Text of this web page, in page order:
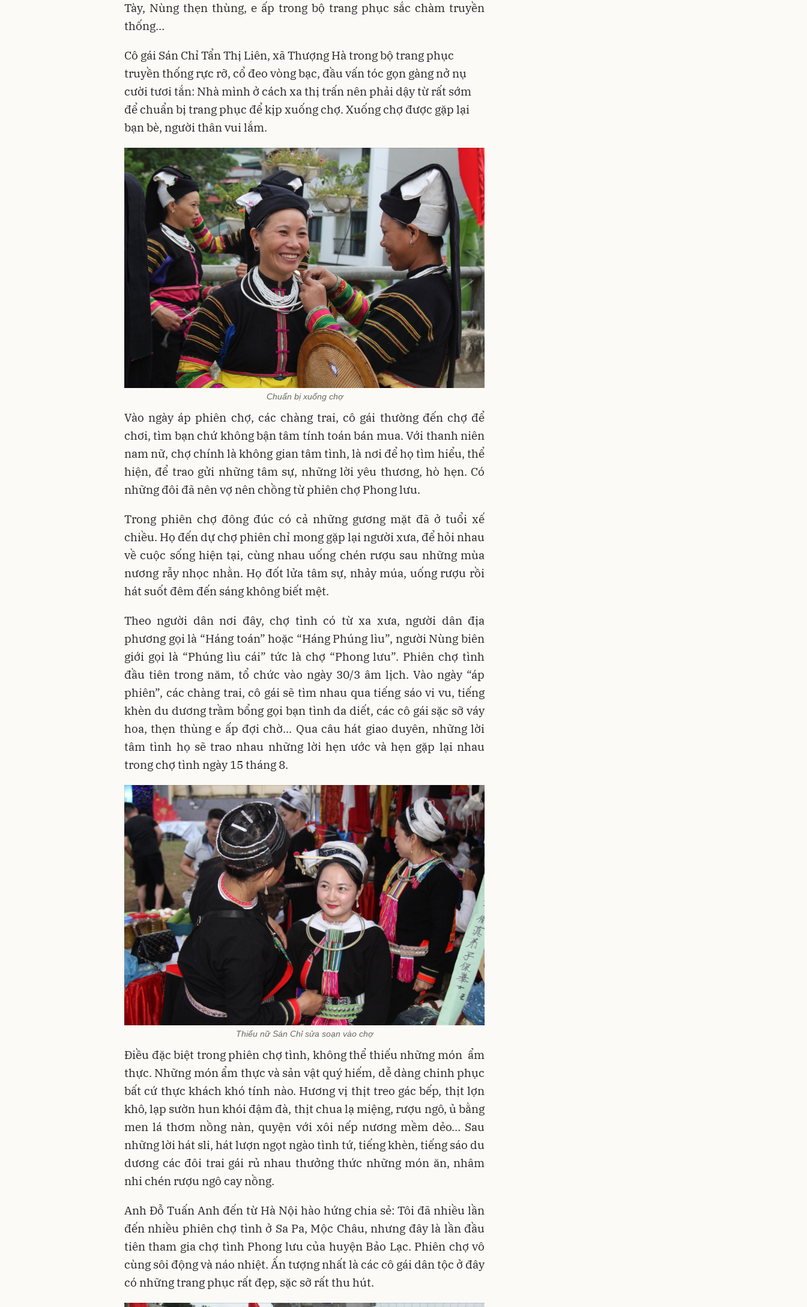
Tày, Nùng thẹn thùng, e ấp trong bộ trang phục sắc chàm truyền
thống…
Cô gái Sán Chỉ Tẩn Thị Liên, xã Thượng Hà trong bộ trang phục
truyền thống rực rỡ, cổ đeo vòng bạc, đầu vấn tóc gọn gàng nở nụ
cười tươi tắn: Nhà mình ở cách xa thị trấn nên phải dậy từ rất sớm
để chuẩn bị trang phục để kịp xuống chợ. Xuống chợ được gặp lại
bạn bè, người thân vui lắm.
Chuẩn bị xuống chợ
Vào ngày áp phiên chợ, các chàng trai, cô gái thường đến chợ để
chơi, tìm bạn chứ không bận tâm tính toán bán mua. Với thanh niên
nam nữ, chợ chính là không gian tâm tình, là nơi để họ tìm hiểu, thể
hiện, để trao gửi những tâm sự, những lời yêu thương, hò hẹn. Có
những đôi đã nên vợ nên chồng từ phiên chợ Phong lưu.
Trong phiên chợ đông đúc có cả những gương mặt đã ở tuổi xế
chiều. Họ đến dự chợ phiên chỉ mong gặp lại người xưa, để hỏi nhau
về cuộc sống hiện tại, cùng nhau uống chén rượu sau những mùa
nương rẫy nhọc nhằn. Họ đốt lửa tâm sự, nhảy múa, uống rượu rồi
hát suốt đêm đến sáng không biết mệt.
Theo người dân nơi đây, chợ tình có từ xa xưa, người dân địa
phương gọi là “Háng toán” hoặc “Háng Phúng lìu”, người Nùng biên
giới gọi là “Phúng lìu cái” tức là chợ “Phong lưu”. Phiên chợ tình
đầu tiên trong năm, tổ chức vào ngày 30/3 âm lịch. Vào ngày “áp
phiên”, các chàng trai, cô gái sẽ tìm nhau qua tiếng sáo vi vu, tiếng
khèn du dương trầm bổng gọi bạn tình da diết, các cô gái sặc sỡ váy
hoa, thẹn thùng e ấp đợi chờ... Qua câu hát giao duyên, những lời
tâm tình họ sẽ trao nhau những lời hẹn ước và hẹn gặp lại nhau
trong chợ tình ngày 15 tháng 8.
Thiếu nữ Sán Chỉ sửa soạn vào chợ
Điều đặc biệt trong phiên chợ tình, không thể thiếu những món ẩm
thực. Những món ẩm thực và sản vật quý hiếm, dễ dàng chinh phục
bất cứ thực khách khó tính nào. Hương vị thịt treo gác bếp, thịt lợn
khô, lạp sườn hun khói đậm đà, thịt chua lạ miệng, rượu ngô, ủ bằng
men lá thơm nồng nàn, quyện với xôi nếp nương mềm dẻo… Sau
những lời hát sli, hát lượn ngọt ngào tình tứ, tiếng khèn, tiếng sáo du
dương các đôi trai gái rủ nhau thưởng thức những món ăn, nhâm
nhi chén rượu ngô cay nồng.
Anh Đỗ Tuấn Anh đến từ Hà Nội hào hứng chia sẻ: Tôi đã nhiều lần
đến nhiều phiên chợ tình ở Sa Pa, Mộc Châu, nhưng đây là lần đầu
tiên tham gia chợ tình Phong lưu của huyện Bảo Lạc. Phiên chợ vô
cùng sôi động và náo nhiệt. Ấn tượng nhất là các cô gái dân tộc ở đây
có những trang phục rất đẹp, sặc sỡ rất thu hút.